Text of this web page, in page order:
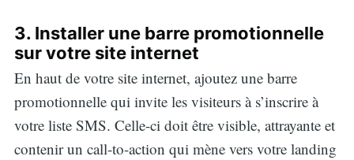
3. Installer une barre promotionnelle
sur votre site internet
En haut de votre site internet, ajoutez une barre
promotionnelle qui invite les visiteurs à s’inscrire à
votre liste SMS. Celle-ci doit être visible, attrayante et
contenir un call-to-action qui mène vers votre landing